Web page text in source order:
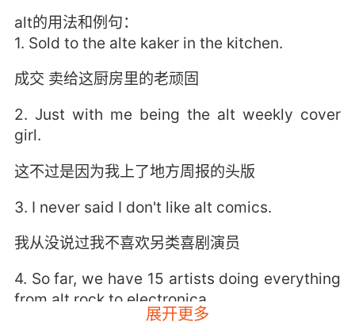
alt的用法和例句：
1. Sold to the alte kaker in the kitchen.
成交 卖给这厨房里的老顽固
2. Just with me being the alt weekly cover
girl.
这不过是因为我上了地方周报的头版
3. I never said I don't like alt comics.
我从没说过我不喜欢另类喜剧演员
4. So far, we have 15 artists doing everything
from alt rock to electronica.
展开更多